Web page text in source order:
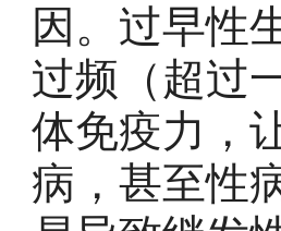
因。过早性
过频（超过
体免疫力，
病，甚至性